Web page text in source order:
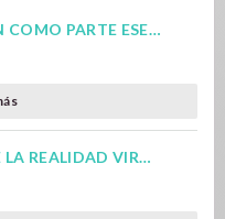
LA INTERACCIÓN COMO PARTE ESENCIAL DE LA EXPERIENCIA DE LA REALIDAD VIRTUAL
LOS AVANCES DE LA REALIDAD VIRTUAL EN LA ACTUALIDAD